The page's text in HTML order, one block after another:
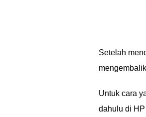
Setelah
Untuk cara
dahulu di